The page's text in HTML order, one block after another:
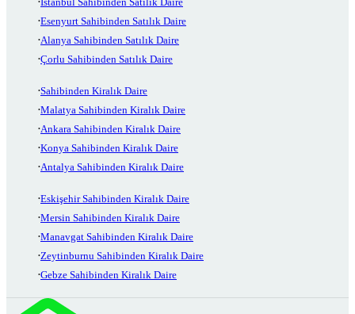
Esenyurt Sahibinden Satılık Daire
Alanya Sahibinden Satılık Daire
Çorlu Sahibinden Satılık Daire
Sahibinden Kiralık Daire
Malatya Sahibinden Kiralık Daire
Ankara Sahibinden Kiralık Daire
Konya Sahibinden Kiralık Daire
Antalya Sahibinden Kiralık Daire
Eskişehir Sahibinden Kiralık Daire
Mersin Sahibinden Kiralık Daire
Manavgat Sahibinden Kiralık Daire
Zeytinburnu Sahibinden Kiralık Daire
Gebze Sahibinden Kiralık Daire